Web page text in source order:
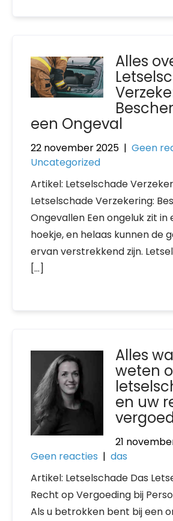
Alles
een Ongeval
22 november 2025 | Geen
Uncategorized
Artikel: Letselschade
Letselschade Verzekering:
Ongevallen Een ongeluk zit in
hoekje, en helaas kunnen de
ervan verstrekkend zijn.
[…]
Alles
weten
en uw
21
Geen reacties | das
Artikel: Letselschade Das
Recht op Vergoeding bij
Als u betrokken bent bij een